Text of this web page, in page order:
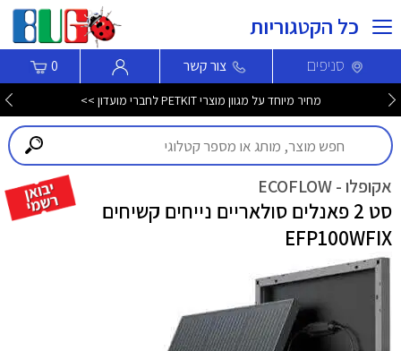
כל הקטגוריות
סניפים צור קשר 0
מחיר מיוחד על מגוון מוצרי PETKIT לחברי מועדון >>
אקופלו - ECOFLOW
סט 2 פאנלים סולאריים נייחים קשיחים
EFP100WFIX